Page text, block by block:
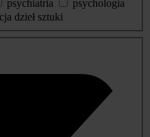
psychiatria
psychologia
dzieł sztuki